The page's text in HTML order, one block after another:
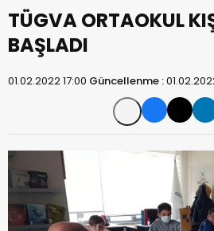
TÜGVA ORTAOKUL
BAŞLADI
01.02.2022 17:00 Güncellenme :